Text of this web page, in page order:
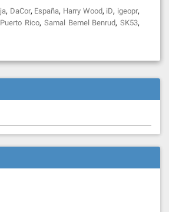
, DaCor, España, Harry Wood, iD, igeopr,
Puerto Rico, Samal Bemel Benrud, SK53,